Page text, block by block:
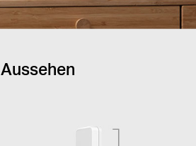
Aussehen